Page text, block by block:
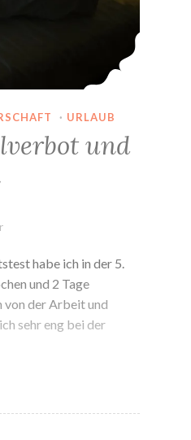
· URLAUB
und
habe ich in der 5.
und 2 Tage
von der Arbeit und
sehr eng bei der